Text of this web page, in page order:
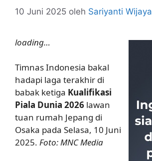
10 Juni 2025 oleh Sariyanti Wijaya
loading…
Timnas Indonesia bakal
hadapi laga terakhir di
babak ketiga Kualifikasi
Piala Dunia 2026 lawan
tuan rumah Jepang di
Osaka pada Selasa, 10 Juni
2025. Foto: MNC Media